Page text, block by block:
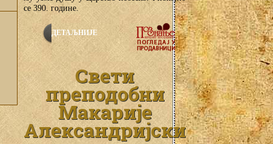
се 390. године.
ДЕТАЉНИЈЕ
Свети
преподобни
Макарије
Александријски